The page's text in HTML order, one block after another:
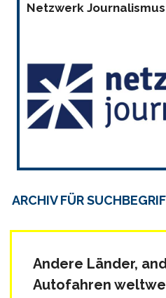
Netzwerk Journalismus
ARCHIV FÜR
Andere Länder,
Autofahren